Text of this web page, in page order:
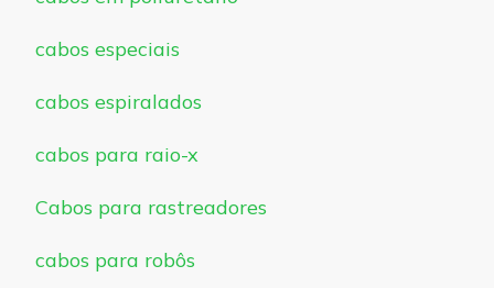
cabos especiais
cabos espiralados
cabos para raio-x
Cabos para rastreadores
cabos para robôs